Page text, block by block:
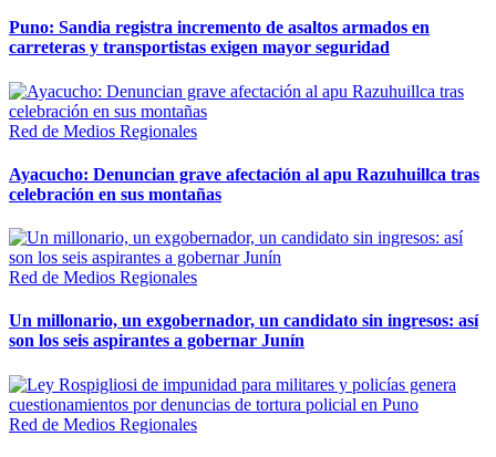
Puno: Sandia registra incremento de asaltos armados en
carreteras y transportistas exigen mayor seguridad
Red de Medios Regionales
Ayacucho: Denuncian grave afectación al apu Razuhuillca tras
celebración en sus montañas
Red de Medios Regionales
Un millonario, un exgobernador, un candidato sin ingresos: así
son los seis aspirantes a gobernar Junín
Red de Medios Regionales